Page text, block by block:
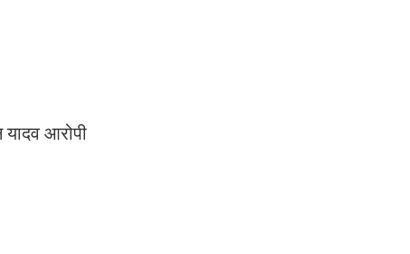
आरोपी